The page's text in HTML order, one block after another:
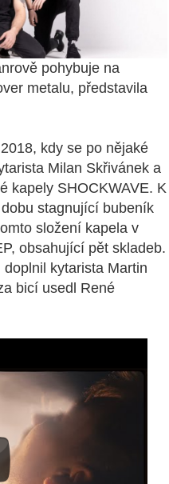
pohybuje na
metalu, představila
kdy se po nějaké
Milan Skřivánek a
kapely SHOCKWAVE. K
stagnující bubeník
složení kapela v
obsahující pět skladeb.
kytarista Martin
bicí usedl René